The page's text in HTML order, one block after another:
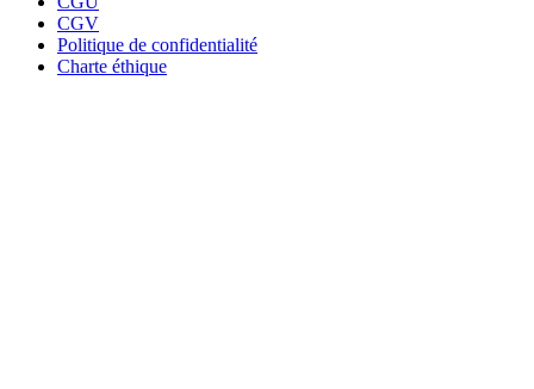
CGV
Politique de confidentialité
Charte éthique